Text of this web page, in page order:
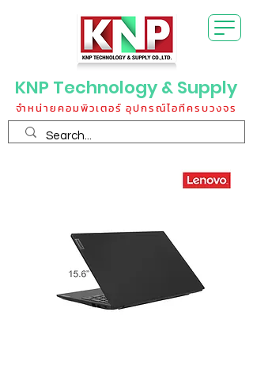
KNP Technology & Supply
จำหน่ายคอมพิวเตอร์ อุปกรณ์ไอทีครบวงจร